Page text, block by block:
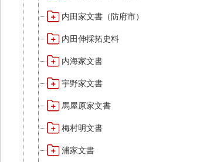
内田家文書（防府市）
内田伸採拓史料
内海家文書
宇野家文書
馬屋原家文書
梅村明文書
浦家文書